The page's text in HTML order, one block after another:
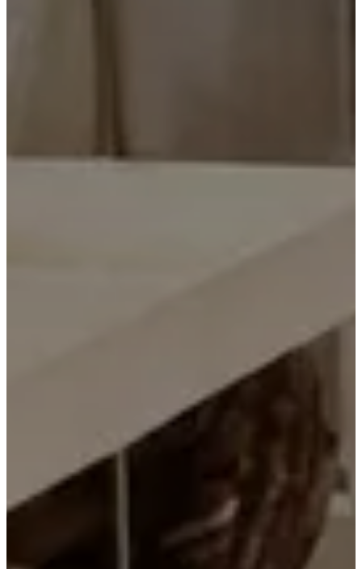
newsGlobal
ビ